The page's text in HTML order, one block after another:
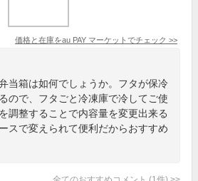
価格と在庫をau PAY マーケット でチェック >>
当箱は如何でしょうか。フタが保冷
ので、フタごと冷凍庫で冷してご使
調整することで内容量を変更出来る
スで変えられて便利だからおすすめ
全てのおすすめコメント (1 件) >